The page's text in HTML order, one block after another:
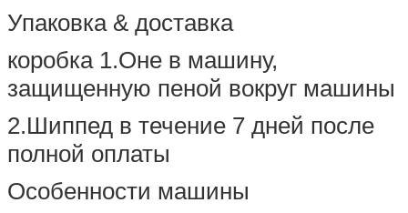
Упаковка & доставка
коробка 1.Оне в машину,
защищенную пеной вокруг машины
2.Шиппед в течение 7 дней после
полной оплаты
Особенности машины